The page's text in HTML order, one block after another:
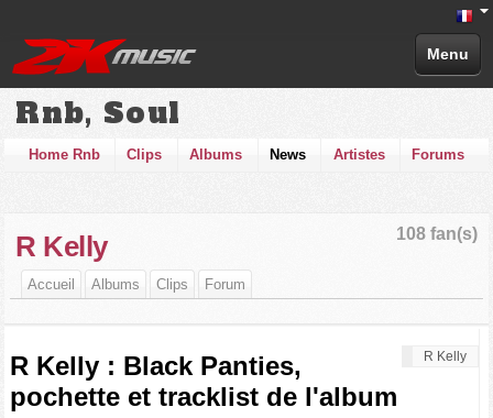
Menu
Rnb, Soul
Home Rnb Clips Albums News Artistes Forums
108 fan(s)
R Kelly
Accueil Albums Clips Forum
R Kelly
R Kelly : Black Panties,
pochette et tracklist de l'album